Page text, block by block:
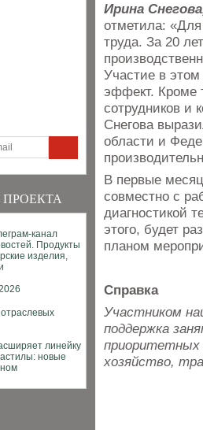
Ирина
отметила:
труда. За 20
Участие в этом
эффект. Кроме
сотрудников и
Снегова
области и
В первые
совместно с
диагностикой
этого, будет
планом
Справка
Участником
поддержка
приоритетных
хозяйство,